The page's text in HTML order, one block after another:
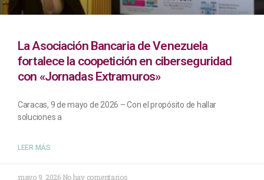
La Asociación Bancaria de Venezuela
fortalece la coopetición en ciberseguridad
con «Jornadas Extramuros»
Caracas, 9 de mayo de 2026 – Con el propósito de hallar
soluciones a
LEER MÁS
mayo 9, 2026 No hay comentarios